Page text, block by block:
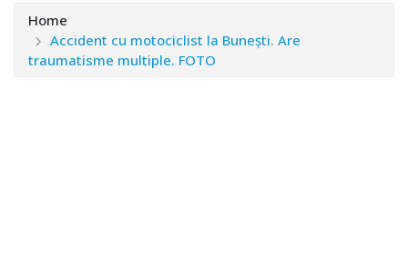
Home
Accident cu motociclist la Bunești. Are
traumatisme multiple. FOTO